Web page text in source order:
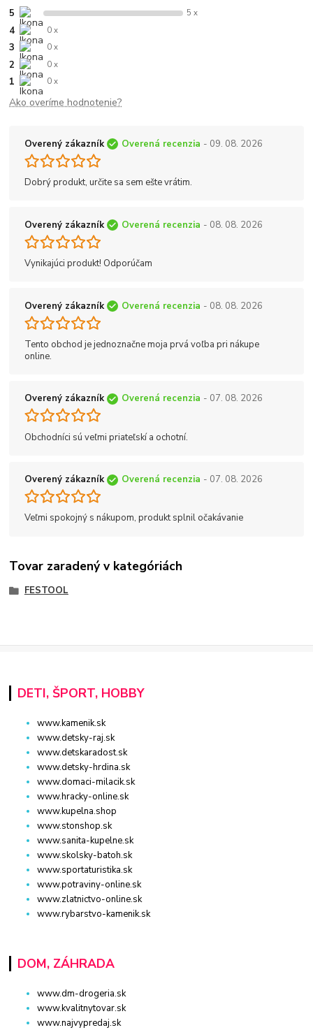
5 5 x
4 0 x
3 0 x
2 0 x
1 0 x
Ako overíme hodnotenie?
Overený zákazník Overená recenzia - 09. 08. 2026
Dobrý produkt, určite sa sem ešte vrátim.
Overený zákazník Overená recenzia - 08. 08. 2026
Vynikajúci produkt! Odporúčam
Overený zákazník Overená recenzia - 08. 08. 2026
Tento obchod je jednoznačne moja prvá voľba pri nákupe
online.
Overený zákazník Overená recenzia - 07. 08. 2026
Obchodníci sú veľmi priateľskí a ochotní.
Overený zákazník Overená recenzia - 07. 08. 2026
Veľmi spokojný s nákupom, produkt splnil očakávanie
Tovar zaradený v kategóriách
FESTOOL
DETI, ŠPORT, HOBBY
www.kamenik.sk
www.detsky-raj.sk
www.detskaradost.sk
www.detsky-hrdina.sk
www.domaci-milacik.sk
www.hracky-online.sk
www.kupelna.shop
www.stonshop.sk
www.sanita-kupelne.sk
www.skolsky-batoh.sk
www.sportaturistika.sk
www.potraviny-online.sk
www.zlatnictvo-online.sk
www.rybarstvo-kamenik.sk
DOM, ZÁHRADA
www.dm-drogeria.sk
www.kvalitnytovar.sk
www.najvypredaj.sk